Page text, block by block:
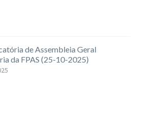
de Assembleia Geral
da FPAS (25-10-2025)